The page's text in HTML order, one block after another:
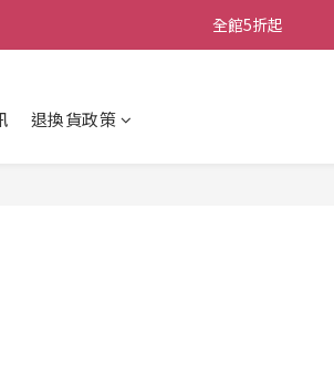
全館5折起
退換貨政策